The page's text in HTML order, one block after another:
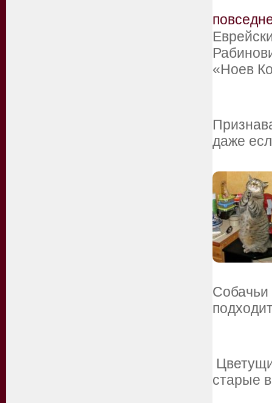
«Ноев
даже
Собачьи
старые